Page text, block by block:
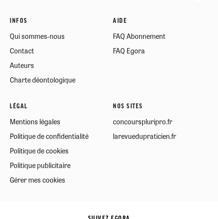
INFOS
Qui sommes-nous
Contact
Auteurs
Charte déontologique
AIDE
FAQ Abonnement
FAQ Egora
LÉGAL
Mentions légales
Politique de confidentialité
Politique de cookies
Politique publicitaire
Gérer mes cookies
NOS SITES
concourspluripro.fr
larevuedupraticien.fr